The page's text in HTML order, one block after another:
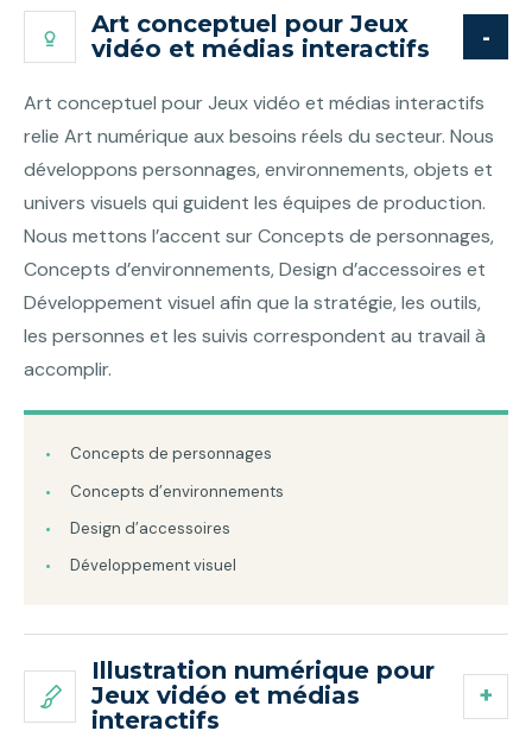
Art conceptuel pour Jeux
vidéo et médias interactifs
Art conceptuel pour Jeux vidéo et médias interactifs
relie Art numérique aux besoins réels du secteur. Nous
développons personnages, environnements, objets et
univers visuels qui guident les équipes de production.
Nous mettons l’accent sur Concepts de personnages,
Concepts d’environnements, Design d’accessoires et
Développement visuel afin que la stratégie, les outils,
les personnes et les suivis correspondent au travail à
accomplir.
Concepts de personnages
Concepts d’environnements
Design d’accessoires
Développement visuel
Illustration numérique pour
Jeux vidéo et médias
interactifs